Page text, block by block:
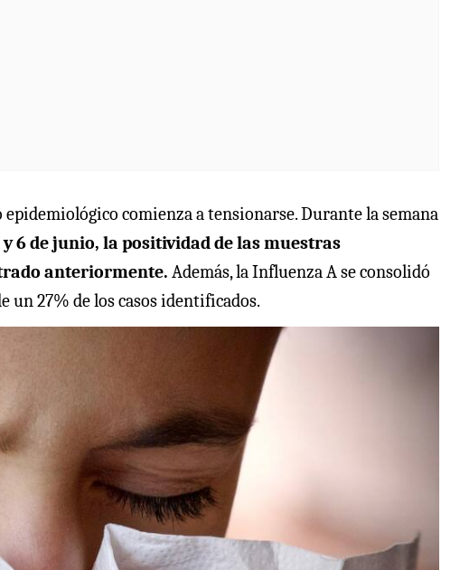
comienza a tensionarse. Durante la semana
y 6 de junio, la positividad de las muestras
anteriormente. Además, la Influenza A se consolidó
un 27% de los casos identificados.